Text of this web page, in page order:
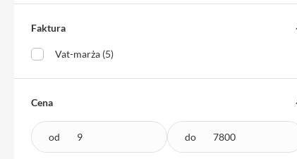
Pack
iPad
Air
11
iPad
Faktura
Vat-marża (5)
Cena
od do